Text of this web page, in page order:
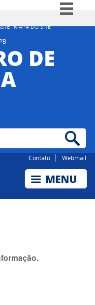
MAPA DO SITE
Simplifique!
Participe
Acesso à informação
Legislação
DE
Contato Webmail